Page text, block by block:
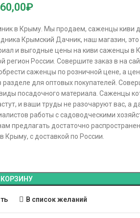
₽
в Крыму. Мы продаем, саженцы киви
Крымский Дачник, наш магазин, это
и выгодные цены на киви саженцы в
регион России. Совершите заказ в на
саженцы по розничной цене, а
для оптовых покупателей.
посадочного материала. Саженцы
и ваши труды не разочаруют вас, а
работы с садоводческими
предлагать достаточно
Крыму, с доставкой по России.
КОРЗИНУ
В список желаний